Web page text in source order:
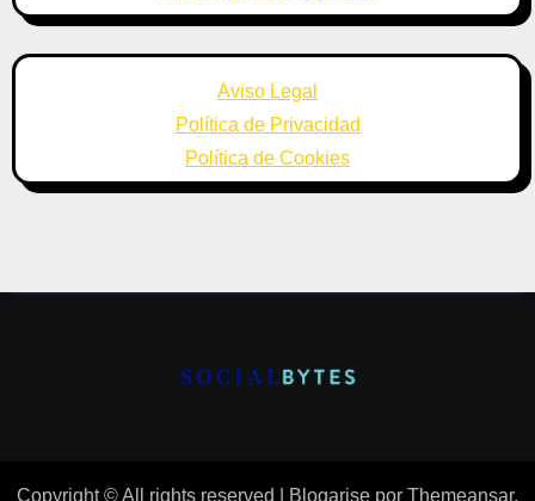
Aviso Legal
Política de Privacidad
Política de Cookies
Copyright © All rights reserved Blogarise por Themeansar.